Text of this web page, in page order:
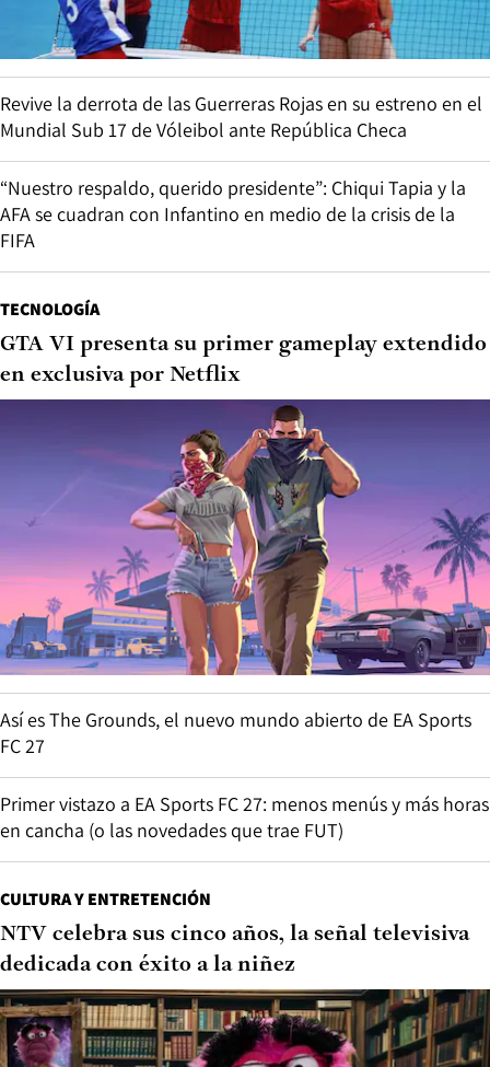
Revive la derrota de las Guerreras Rojas en su estreno en el
Mundial Sub 17 de Vóleibol ante República Checa
“Nuestro respaldo, querido presidente”: Chiqui Tapia y la
AFA se cuadran con Infantino en medio de la crisis de la
FIFA
TECNOLOGÍA
GTA VI presenta su primer gameplay extendido
en exclusiva por Netflix
Así es The Grounds, el nuevo mundo abierto de EA Sports
FC 27
Primer vistazo a EA Sports FC 27: menos menús y más horas
en cancha (o las novedades que trae FUT)
CULTURA Y ENTRETENCIÓN
NTV celebra sus cinco años, la señal televisiva
dedicada con éxito a la niñez